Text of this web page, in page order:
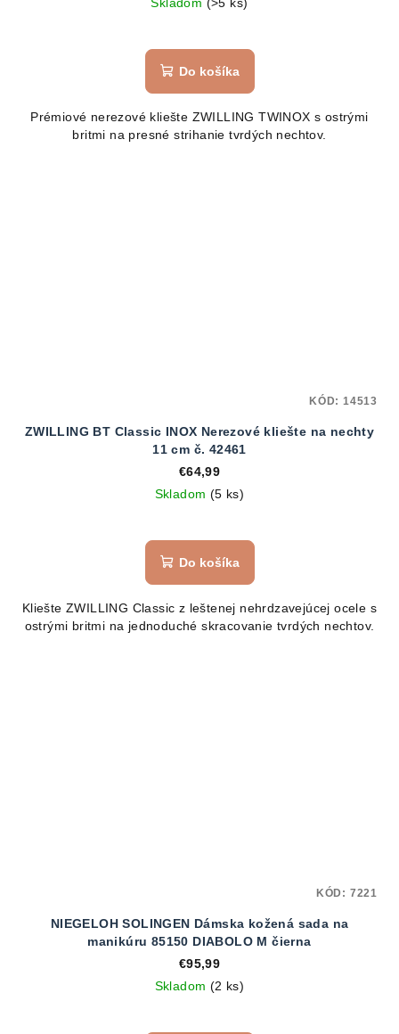
Do košíka
Prémiové nerezové kliešte ZWILLING TWINOX s ostrými
britmi na presné strihanie tvrdých nechtov.
ZWILLING BT Classic INOX Nerezové kliešte na nechty
11 cm č. 42461
€64,99
Skladom (5 ks)
Do košíka
Kliešte ZWILLING Classic z leštenej nehrdzavejúcej ocele s
ostrými britmi na jednoduché skracovanie tvrdých nechtov.
KÓD: 14513
NIEGELOH SOLINGEN Dámska kožená sada na
manikúru 85150 DIABOLO M čierna
€95,99
Skladom (2 ks)
KÓD: 7221